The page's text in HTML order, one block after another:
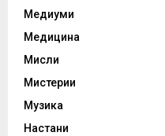
Медиуми
Медицина
Мисли
Мистерии
Музика
Настани